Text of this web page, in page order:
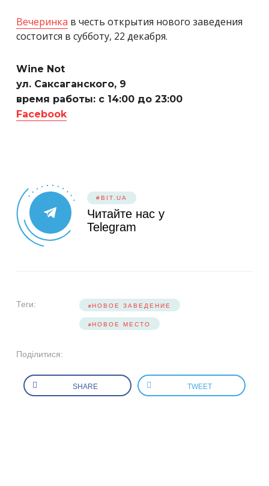
Вечеринка в честь открытия нового заведения
состоится в субботу, 22 декабря.
Wine Not
ул. Саксаганского, 9
время работы: с 14:00 до 23:00
Facebook
#BIT.UA
Читайте нас у
Telegram
Теги: НОВОЕ ЗАВЕДЕНИЕ
НОВОЕ МЕСТО
Поділитися:
SHARE TWEET